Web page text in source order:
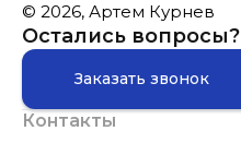
© 2026, Артем Курнев
Остались вопросы?
Заказать звонок
Контакты